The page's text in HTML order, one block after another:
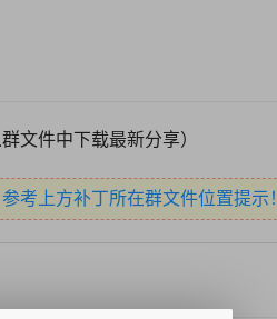
文件中下载最新分享）
考上方补丁所在群文件位置提示！